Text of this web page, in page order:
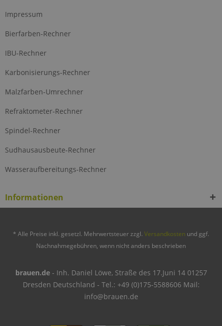
Impressum
Bierfarben-Rechner
IBU-Rechner
Karbonisierungs-Rechner
Malzfarben-Umrechner
Refraktometer-Rechner
Spindel-Rechner
Sudhausausbeute-Rechner
Wasseraufbereitungs-Rechner
Informationen
* Alle Preise inkl. gesetzl. Mehrwertsteuer zzgl. Versandkosten und ggf.
Nachnahmegebühren, wenn nicht anders beschrieben
brauen.de- Inh. Daniel Löwe, Straße des 17.Juni 14 01257
Dresden Deutschland - Tel.: +49 (0)175-5588606 Mail:
info@brauen.de